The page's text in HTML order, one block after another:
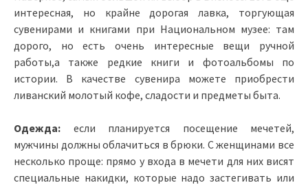
интересная, но крайне дорогая лавка, торгующая
сувенирами и книгами при Национальном музее: там
дорого, но есть очень интересные вещи ручной
работы,а также редкие книги и фотоальбомы по
истории. В качестве сувенира можете приобрести
ливанский молотый кофе, сладости и предметы быта.
Одежда: если планируется посещение мечетей,
мужчины должны облачиться в брюки. С женщинами все
несколько проще: прямо у входа в мечети для них висят
специальные накидки, которые надо застегивать или